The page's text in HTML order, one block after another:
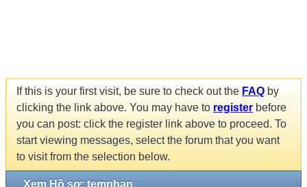
If this is your first visit, be sure to check out the FAQ by
clicking the link above. You may have to register before
you can post: click the register link above to proceed. To
start viewing messages, select the forum that you want
to visit from the selection below.
Xem Hồ sơ: temnhan